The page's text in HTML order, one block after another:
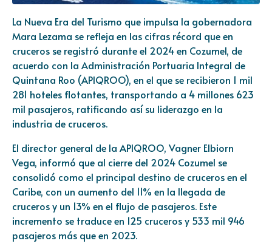
La Nueva Era del Turismo que impulsa la gobernadora
Mara Lezama se refleja en las cifras récord que en
cruceros se registró durante el 2024 en Cozumel, de
acuerdo con la Administración Portuaria Integral de
Quintana Roo (APIQROO), en el que se recibieron 1 mil
281 hoteles flotantes, transportando a 4 millones 623
mil pasajeros, ratificando así su liderazgo en la
industria de cruceros.
El director general de la APIQROO, Vagner Elbiorn
Vega, informó que al cierre del 2024 Cozumel se
consolidó como el principal destino de cruceros en el
Caribe, con un aumento del 11% en la llegada de
cruceros y un 13% en el flujo de pasajeros. Este
incremento se traduce en 125 cruceros y 533 mil 946
pasajeros más que en 2023.